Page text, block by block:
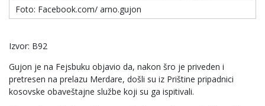
Foto: Facebook.com/ arno.gujon
Izvor: B92
Gujon je na Fejsbuku objavio da, nakon šro je priveden i
pretresen na prelazu Merdare, došli su iz Prištine pripadnici
kosovske obaveštajne službe koji su ga ispitivali.